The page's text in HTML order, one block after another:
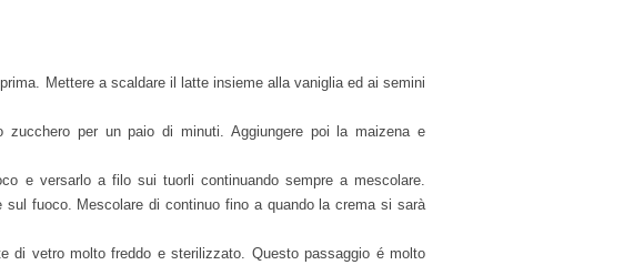
Mettere a scaldare il latte insieme alla vaniglia ed ai semini
per un paio di minuti. Aggiungere poi la maizena e
e versarlo a filo sui tuorli continuando sempre a mescolare.
fuoco. Mescolare di continuo fino a quando la crema si sarà
di vetro molto freddo e sterilizzato. Questo passaggio é molto